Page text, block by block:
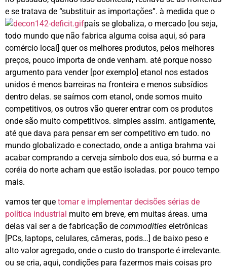
e se tratava de “substituir as importações”. à medida que o
país se globaliza, o mercado [ou seja,
todo mundo que não fabrica alguma coisa aqui, só para
comércio local] quer os melhores produtos, pelos melhores
preços, pouco importa de onde venham. até porque nosso
argumento para vender [por exemplo] etanol nos estados
unidos é menos barreiras na fronteira e menos subsídios
dentro delas. se saímos com etanol, onde somos muito
competitivos, os outros vão querer entrar com os produtos
onde são muito competitivos. simples assim. antigamente,
até que dava para pensar em ser competitivo em tudo. no
mundo globalizado e conectado, onde a antiga brahma vai
acabar comprando a cerveja símbolo dos eua, só burma e a
coréia do norte acham que estão isoladas. por pouco tempo
mais.
vamos ter que tomar e implementar decisões sérias de
política industrial muito em breve, em muitas áreas. uma
delas vai ser a de fabricação de commodities eletrônicas
[PCs, laptops, celulares, câmeras, pods…] de baixo peso e
alto valor agregado, onde o custo do transporte é irrelevante.
ou se cria, aqui, condições para fazermos mais coisas pro